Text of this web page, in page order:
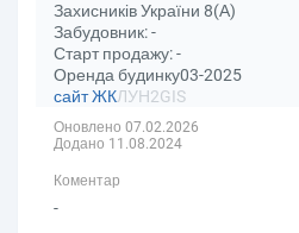
Захисників України 8(А)
Забудовник: -
Старт продажу: -
Оренда будинку03-2025
сайт ЖКЛУН2GIS
Оновлено 07.02.2026
Додано 11.08.2024
Коментар
-